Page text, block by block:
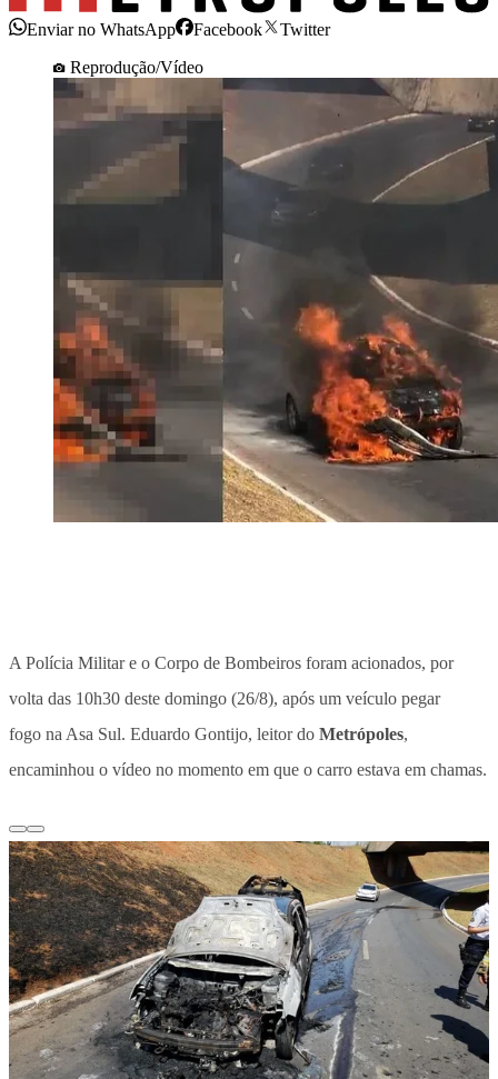
Enviar no WhatsApp Facebook
Twitter
Reprodução/Vídeo
A Polícia Militar e o Corpo de Bombeiros foram acionados, por
volta das 10h30 deste domingo (26/8), após um veículo pegar
fogo na Asa Sul. Eduardo Gontijo, leitor do Metrópoles,
encaminhou o vídeo no momento em que o carro estava em chamas.